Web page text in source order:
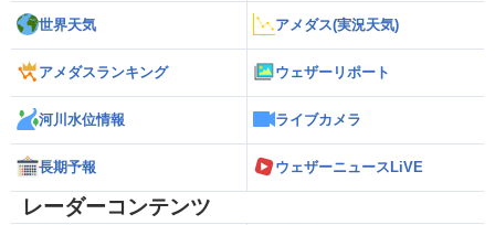
世界天気 アメダス(実況天気)
アメダスランキング ウェザーリポート
河川水位情報 ライブカメラ
長期予報 ウェザーニュースLiVE
レーダーコンテンツ